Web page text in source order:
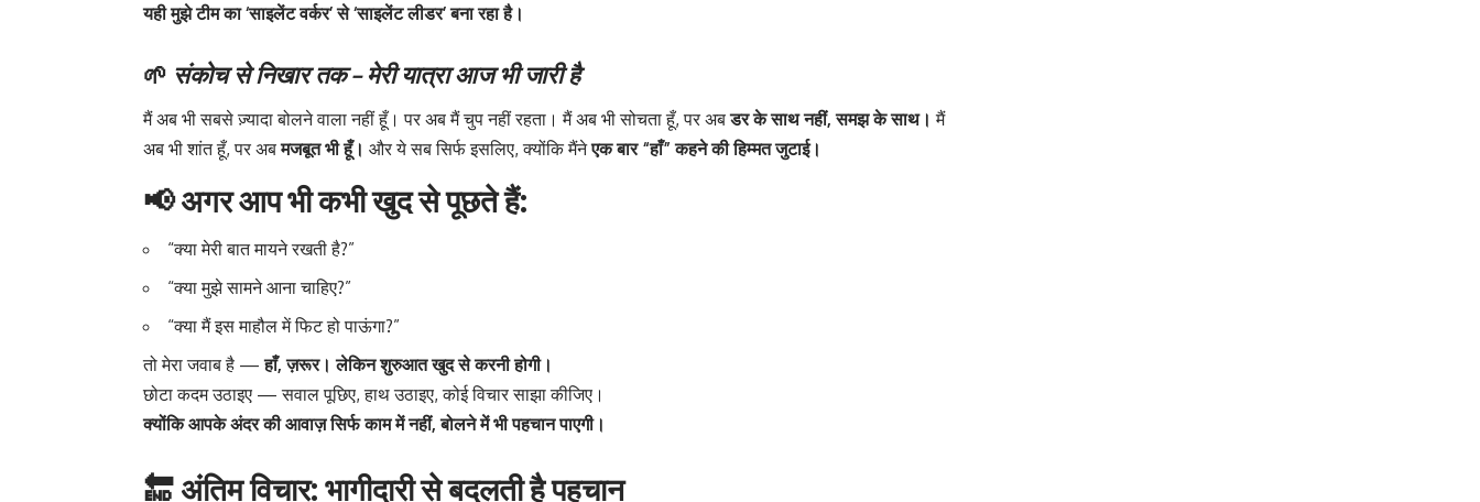
यही मुझे टीम का ‘साइलेंट वर्कर’ से ‘साइलेंट लीडर’ बना रहा है।
🌱 संकोच से निखार तक – मेरी यात्रा आज भी जारी है
मैं अब भी सबसे ज़्यादा बोलने वाला नहीं हूँ। पर अब मैं चुप नहीं रहता। मैं अब भी सोचता हूँ, पर अबडर के साथ नहीं, समझ के साथ।मैं
अब भी शांत हूँ, पर अबमजबूत भी हूँ। और ये सब सिर्फ इसलिए, क्योंकि मैंनेएक बार “हाँ” कहने की हिम्मत जुटाई।
📢 अगर आप भी कभी खुद से पूछते हैं:
“क्या मेरी बात मायने रखती है?”
“क्या मुझे सामने आना चाहिए?”
“क्या मैं इस माहौल में फिट हो पाऊंगा?”
तो मेरा जवाब है —हाँ, ज़रूर। लेकिन शुरुआत खुद से करनी होगी।
छोटा कदम उठाइए — सवाल पूछिए, हाथ उठाइए, कोई विचार साझा कीजिए।
क्योंकि आपके अंदर की आवाज़ सिर्फ काम में नहीं, बोलने में भी पहचान पाएगी।
🔚 अंतिम विचार: भागीदारी से बदलती है पहचान